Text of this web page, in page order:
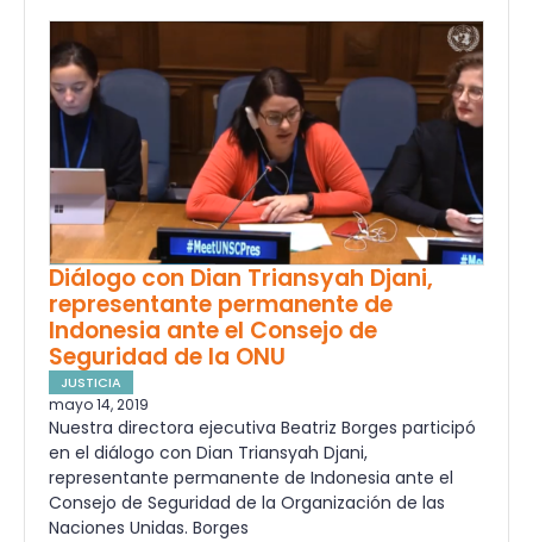
Diálogo con Dian Triansyah Djani,
representante permanente de
Indonesia ante el Consejo de
Seguridad de la ONU
JUSTICIA
mayo 14, 2019
Nuestra directora ejecutiva Beatriz Borges participó
en el diálogo con Dian Triansyah Djani,
representante permanente de Indonesia ante el
Consejo de Seguridad de la Organización de las
Naciones Unidas. Borges